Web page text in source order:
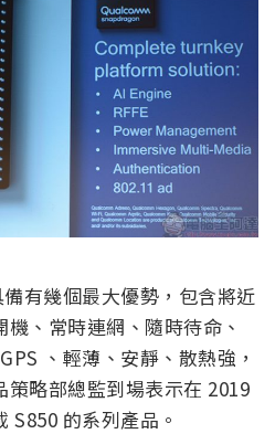
有幾個最大優勢，包含將近
、常時連網、隨時待命、
、輕薄、安靜、散熱強，
策略部總監到場表示在 2019
S850 的系列產品。